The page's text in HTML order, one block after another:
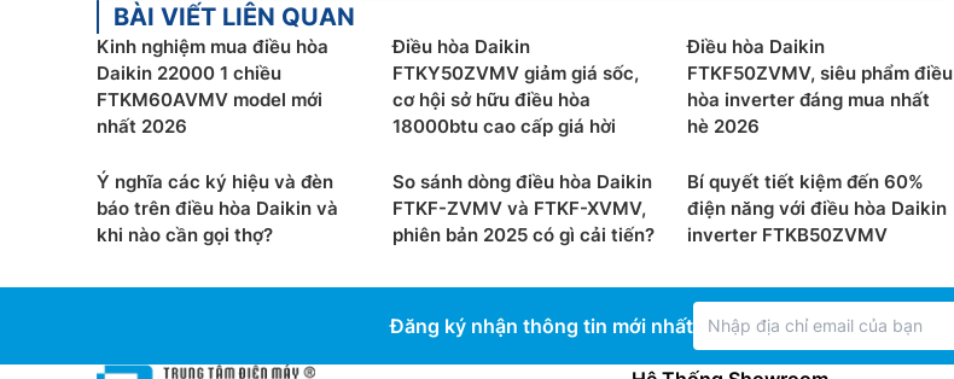
Công nghệ Streamer
Điều hòa Daikin inverterFTKF60ZVMV được trang bị công nghệ Streamer độc quyền của
Daikin giúp loại bỏ hiệu quả nấm mốc, vi khuẩn, vi rút, chất gây dị ứng Và hơn 60 loại khí độc
hại có trong không khí từ đó mang lại cho người dùng không gian trong lành nhất.
BÀI VIẾT LIÊN QUAN
Kinh nghiệm mua điều hòa
Daikin 22000 1 chiều
FTKM60AVMV model mới
nhất 2026
Điều hòa Daikin
FTKY50ZVMV giảm giá sốc,
cơ hội sở hữu điều hòa
18000btu cao cấp giá hời
Điều hòa Daikin
FTKF50ZVMV, siêu phẩm điều
hòa inverter đáng mua nhất
hè 2026
Ý nghĩa các ký hiệu và đèn
báo trên điều hòa Daikin và
khi nào cần gọi thợ?
So sánh dòng điều hòa Daikin
FTKF-ZVMV và FTKF-XVMV,
phiên bản 2025 có gì cải tiến?
Bí quyết tiết kiệm đến 60%
điện năng với điều hòa Daikin
inverter FTKB50ZVMV
Đăng ký nhận thông tin mới nhất